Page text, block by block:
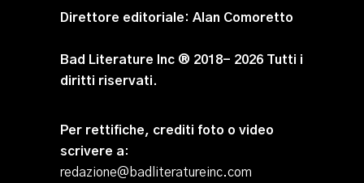
Direttore editoriale: Alan Comoretto
Bad Literature Inc ® 2018- 2026 Tutti i
diritti riservati.
Per rettifiche, crediti foto o video
scrivere a:
redazione@badliteratureinc.com